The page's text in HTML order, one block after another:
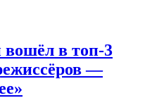
в топ-3
—